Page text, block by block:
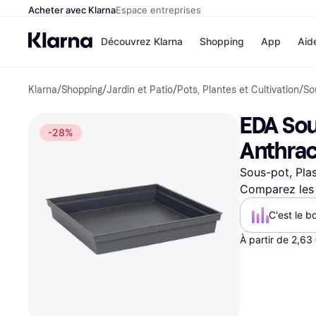
Acheter avec KlarnaEspace entreprises
Découvrez Klarna
Options de
paiement
Payer maintenant
Paiement en 3 fois
Paiement à 30 jours
Klarna sur Apple Pay
Shopping
Magasins
Airbnb
Temu
JD Sports
Voir tous les
App
Klarna/Shopping/Jardin et Patio/Pots, Plantes et Cultivation/
-28%
EDA
Sous-pot,
Comparez
C'est le
À partir de 2,63